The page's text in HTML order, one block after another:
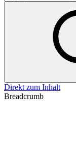
Direkt zum Inhalt
Breadcrumb